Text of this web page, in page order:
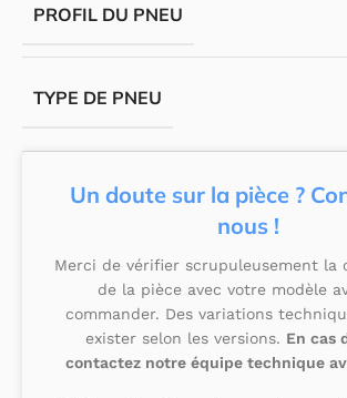
PROFIL DU PNEU
TYPE DE PNEU
Un doute sur la pièce ?
nous !
Merci de vérifier scrupuleusement la
de la pièce avec votre modèle
commander. Des variations
exister selon les versions. En cas
contactez notre équipe technique